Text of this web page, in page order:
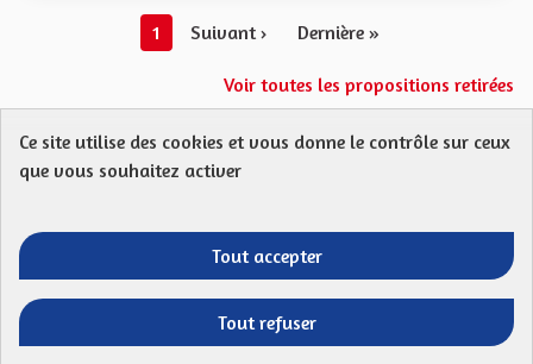
1 Suivant › Dernière »
Voir toutes les propositions retirées
Protection des Données
Télécharger les fichiers Open Data
Entre vos mains - Collectivité
Entre vos mains - Collectivité
Entre vos mains - Collectivité
Entre vos mains -
Ce site utilise des cookies et vous donne le contrôle sur ceux
que vous souhaitez activer
Tout accepter
Tout refuser